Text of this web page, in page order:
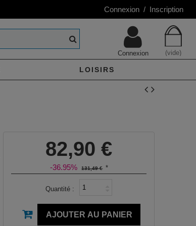
Connexion / Inscription
(vide)
Connexion
LOISIRS
82,90 €
-36.95% 131,49 € *
Quantité :
AJOUTER AU PANIER